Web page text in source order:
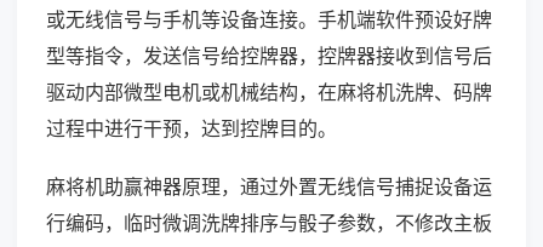
或无线信号与手机等设备连接。手机端软件预设好牌
型等指令，发送信号给控牌器，控牌器接收到信号后
驱动内部微型电机或机械结构，在麻将机洗牌、码牌
过程中进行干预，达到控牌目的。
麻将机助赢神器原理，通过外置无线信号捕捉设备运
行编码，临时微调洗牌排序与骰子参数，不修改主板